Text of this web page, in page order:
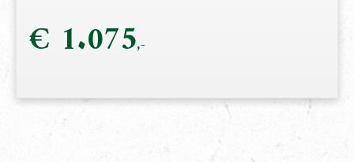
€ 1.075